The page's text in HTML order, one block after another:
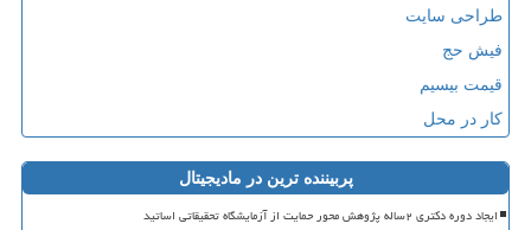
طراحی سایت
فیش حج
قیمت بیسیم
کار در محل
پربیننده ترین در مادیجیتال
ایجاد دوره دکتری ۲ساله پژوهش محور حمایت از آزمایشگاه تحقیقاتی اساتید